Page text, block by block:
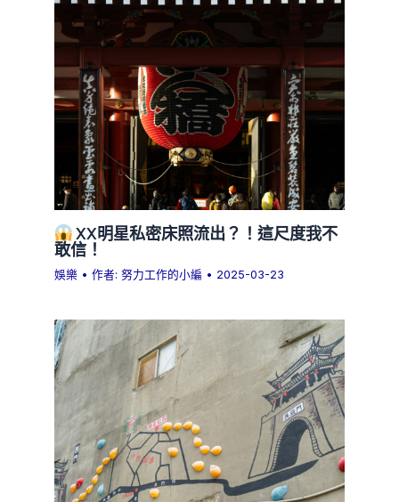
XX明星私密床照流出？！這尺度我不
敢信！
娛樂 • 作者:努力工作的小編 • 2025-03-23